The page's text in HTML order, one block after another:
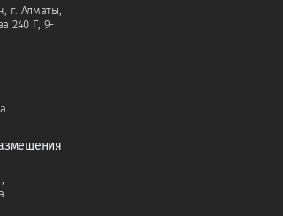
г. Алматы,
240 Г, 9-